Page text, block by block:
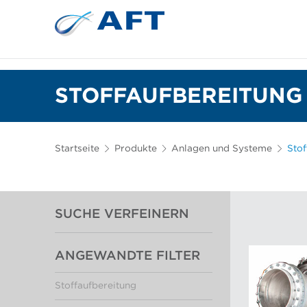
Startseite Produkte Anlagen und Systeme
SUCHE VERFEINERN
ANGEWANDTE FILTER
Stoffaufbereitung